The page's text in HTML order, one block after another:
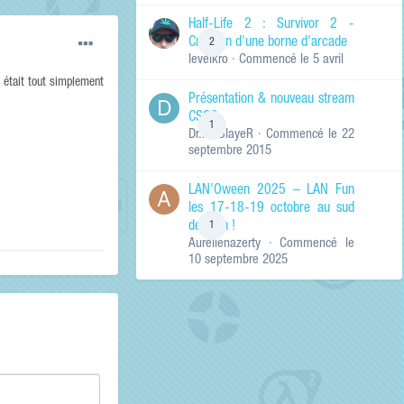
RECHERCHER LES
Titres et corps
Titres des
uniquement
tout simplement
2
Half-Life 2 : Survivor 2 -
Création d'une borne d'arcade
levelkro · Commencé le 5 avril
1
Présentation & nouveau stream
CSGO
Dr.KinSlayeR · Commencé le 22
septembre 2015
1
LAN'Oween 2025 – LAN Fun
les 17-18-19 octobre au sud
de Lyon !
Aurelienazerty · Commencé le
10 septembre 2025